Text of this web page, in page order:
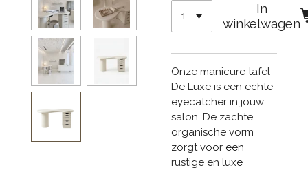
In
winkelwagen
Onze manicure tafel
De Luxe is een echte
eyecatcher in jouw
salon. De zachte,
organische vorm
zorgt voor een
rustige en luxe